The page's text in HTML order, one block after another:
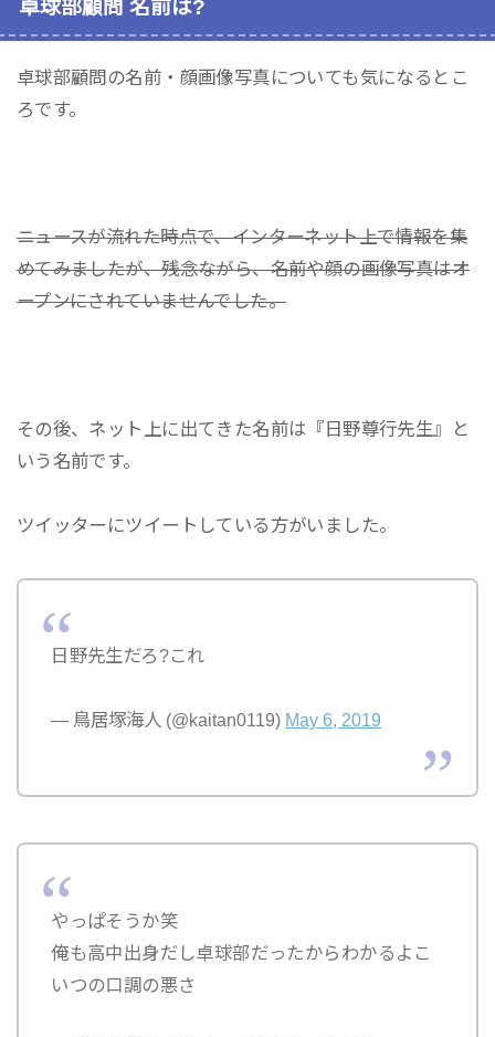
卓球部顧問 名前は?
卓球部顧問の名前・顔画像写真についても気になるとこ
ろです。
ニュースが流れた時点で、インターネット上で情報を集
めてみましたが、残念ながら、名前や顔の画像写真はオ
ープンにされていませんでした。
その後、ネット上に出てきた名前は『日野尊行先生』と
いう名前です。
ツイッターにツイートしている方がいました。
日野先生だろ?これ
— 鳥居塚海人 (@kaitan0119) May 6, 2019
やっぱそうか笑
俺も高中出身だし卓球部だったからわかるよこ
いつの口調の悪さ